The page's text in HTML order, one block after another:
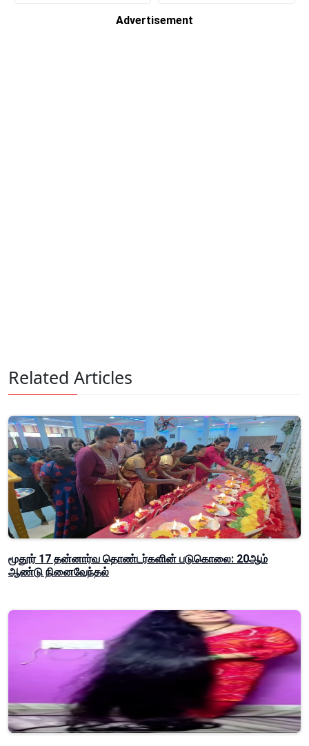
Advertisement
Related Articles
மூதூர் 17 தன்னார்வ தொண்டர்களின் படுகொலை: 20ஆம்
ஆண்டு நினைவேந்தல்